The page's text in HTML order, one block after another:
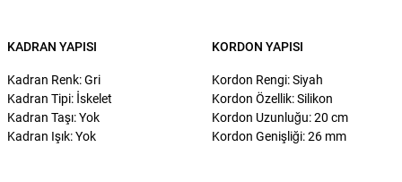
KADRAN YAPISI
Kadran Renk: Gri
Kadran Tipi: İskelet
Kadran Taşı: Yok
Kadran Işık: Yok
KORDON YAPISI
Kordon Rengi: Siyah
Kordon Özellik: Silikon
Kordon Uzunluğu: 20 cm
Kordon Genişliği: 26 mm